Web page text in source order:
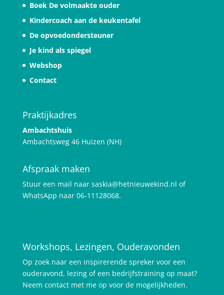
Boek De volmaakte ouder
Kindercoach aan de keukentafel
De opvoedondersteuner
Je kind als spiegel
Webshop
Contact
Praktijkadres
Ambachtshuis
Ambachtsweg 46 Huizen (NH)
Afspraak maken
Stuur een mail naar saskia@hetnieuwekind.nl of
WhatsApp naar 06-11128068.
Workshops, Lezingen, Ouderavonden
Op zoek naar een inspirerende spreker voor een
ouderavond, lezing of een bedrijfstraining op maat?
Neem contact met me op voor de mogelijkheden.